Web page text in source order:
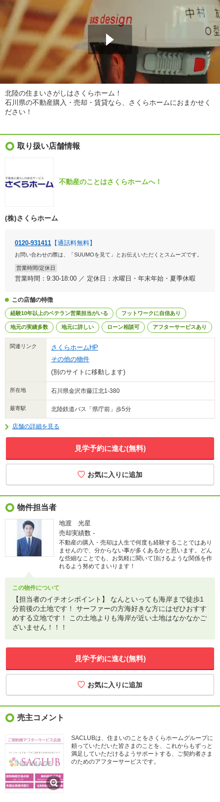
北陸の住まいさがしはさくらホーム！
石川県の不動産購入・売却・賃貸なら、さくらホームにおまかせく
ださい！
取り扱い店舗情報
不動産のことはさくらホームへ！
(株)さくらホーム
0120-931411 【通話料無料】
お問い合わせの際は、「SUUMOを見て」とお伝えいただくとスムーズです。
営業時間/定休日
営業時間：9:30-18:00 ／ 定休日：水曜日・年末年始・夏季休暇
この店舗の特徴
経験10年以上のベテラン営業担当がいる フットワークに自信あり
地元の実績多数 地元に詳しい ローン相談可 アフターサービスあり
関連リンク
さくらホームHP
その他の物件
(別のサイトに移動します)
所在地 石川県金沢市藤江北1-380
最寄駅 北陸鉄道バス「県庁前」歩5分
店舗の詳細を見る
見学予約に進む(無料)
物件担当者
地渡 光星
売却実績数 -
不動産の購入・売却は人生で何度も経験することではあり
ませんので、分からない事が多くあるかと思います。どん
な些細なことでも、お気軽に聞いて頂けるような関係を作
れるよう努めてまいります！
この物件について
【担当者のイチオシポイント】 なんといっても海岸まで徒歩1
分前後の土地です！ サーファーの方海好きな方にはぜひおすす
めする立地です！ この土地よりも海岸が近い土地はなかなかご
ざいません！！！
見学予約に進む(無料)
売主コメント
SACLUBは、住まいのことをさくらホームグループに
頼っていただいた皆さまのことを、これからもずっと
満足していただけるようサポートする、ご契約者さま
のためのアフターサービスです。